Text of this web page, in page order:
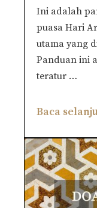
Ini adalah
puasa Hari
utama yang
Panduan ini
teratur …
Baca